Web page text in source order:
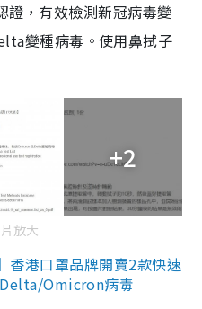
證，有效檢測新冠病毒變
變種病毒。使用鼻拭子
+2
放大
香港口罩品牌開賣2款快速
Omicron病毒